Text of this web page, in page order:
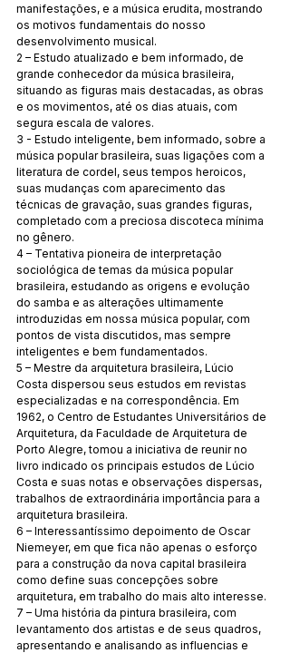
manifestações, e a música erudita, mostrando
os motivos fundamentais do nosso
desenvolvimento musical.
2 – Estudo atualizado e bem informado, de
grande conhecedor da música brasileira,
situando as figuras mais destacadas, as obras
e os movimentos, até os dias atuais, com
segura escala de valores.
3 - Estudo inteligente, bem informado, sobre a
música popular brasileira, suas ligações com a
literatura de cordel, seus tempos heroicos,
suas mudanças com aparecimento das
técnicas de gravação, suas grandes figuras,
completado com a preciosa discoteca mínima
no gênero.
4 – Tentativa pioneira de interpretação
sociológica de temas da música popular
brasileira, estudando as origens e evolução
do samba e as alterações ultimamente
introduzidas em nossa música popular, com
pontos de vista discutidos, mas sempre
inteligentes e bem fundamentados.
5 – Mestre da arquitetura brasileira, Lúcio
Costa dispersou seus estudos em revistas
especializadas e na correspondência. Em
1962, o Centro de Estudantes Universitários de
Arquitetura, da Faculdade de Arquitetura de
Porto Alegre, tomou a iniciativa de reunir no
livro indicado os principais estudos de Lúcio
Costa e suas notas e observações dispersas,
trabalhos de extraordinária importância para a
arquitetura brasileira.
6 – Interessantíssimo depoimento de Oscar
Niemeyer, em que fica não apenas o esforço
para a construção da nova capital brasileira
como define suas concepções sobre
arquitetura, em trabalho do mais alto interesse.
7 – Uma história da pintura brasileira, com
levantamento dos artistas e de seus quadros,
apresentando e analisando as influencias e